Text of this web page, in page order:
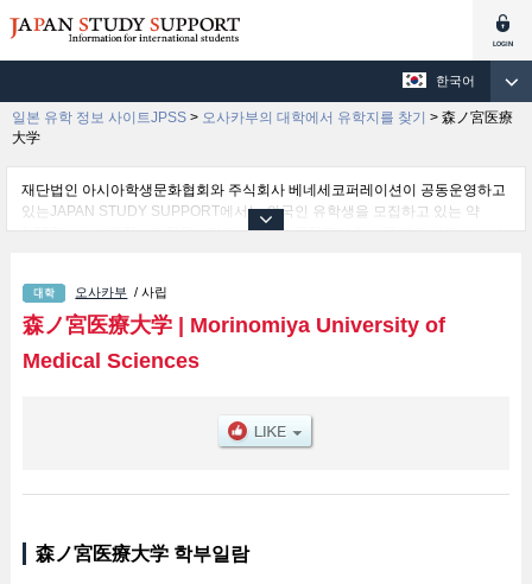
한국어
일본 유학 정보 사이트JPSS > 오사카부의 대학에서 유학지를 찾기 > 森ノ宮医療
大学
재단법인 아시아학생문화협회와 주식회사 베네세코퍼레이션이 공동운영하고
있는JAPAN STUDY SUPPORT에서는 외국인 유학생을 모집하고 있는 약
1,300여 개의 대학・대학원・단기대학・전문학교의 정보를 게재하고 있습니
Medical Science Technology 학부및Faculty of Nursing 학부및Faculty of
Rehabilitation 학부 등의 학부별 정보, 모집정원과 합격자수 등의 입시정보, 시
설안내, 교통정보 등 외국인 유학생에게 유익하고 필요한 정보를 게재하고 있
으므로 많이 이용해 주시기 바랍니다.
오사카부 / 사립
森ノ宮医療大学| Morinomiya University of
Medical Sciences
森ノ宮医療大学 학부일람